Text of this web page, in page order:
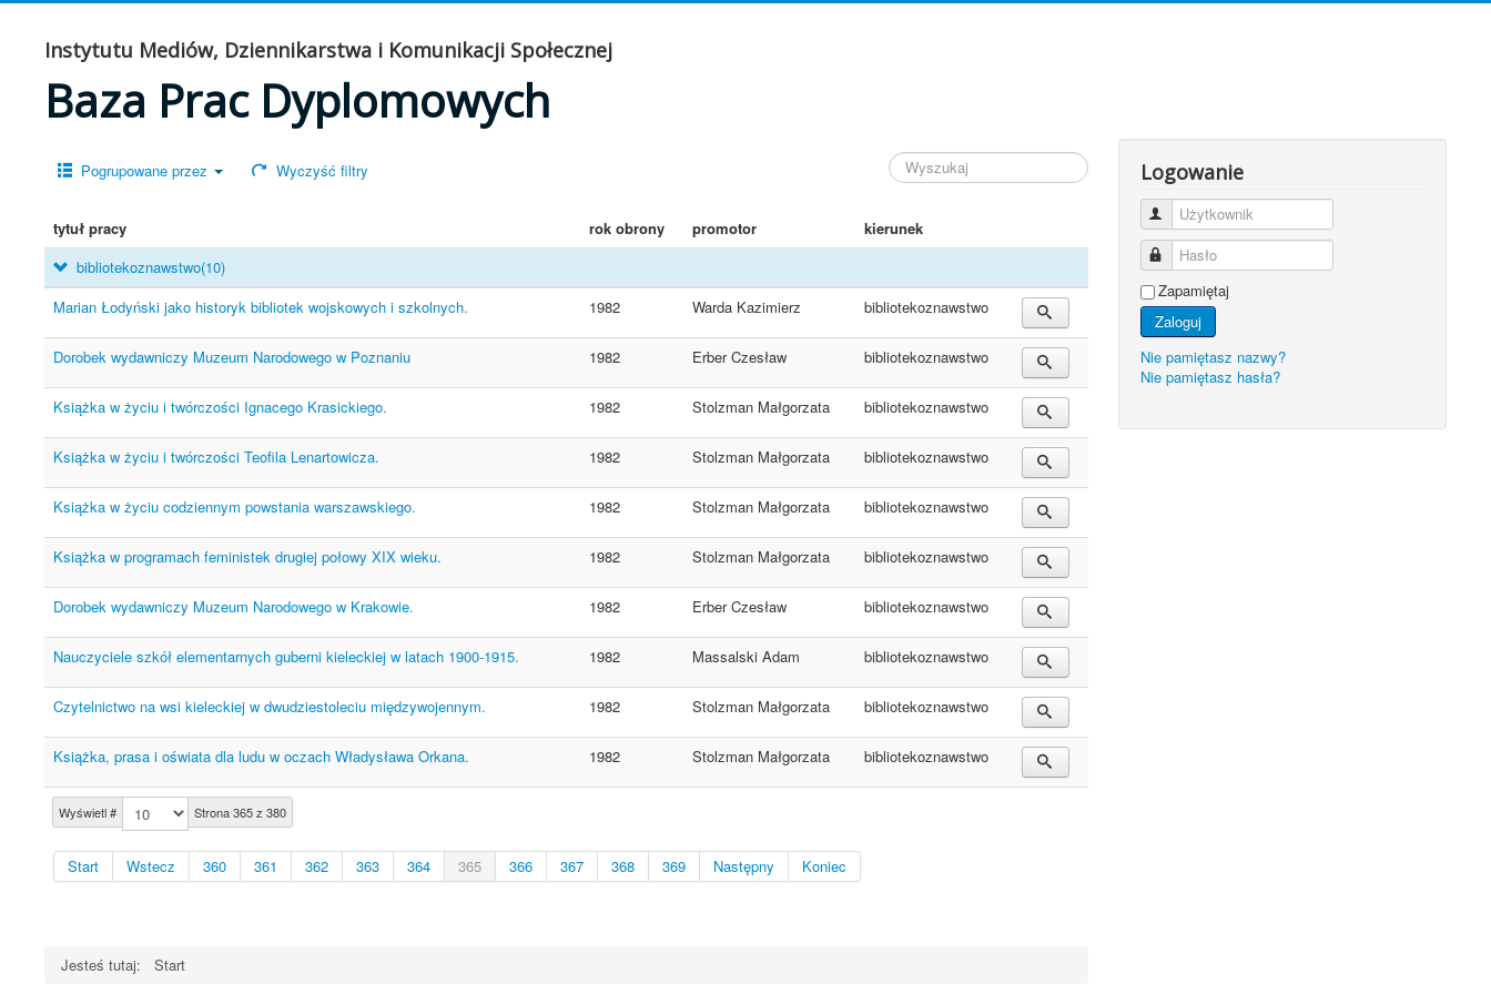
Instytutu Mediów, Dziennikarstwa i Komunikacji Społecznej
Baza Prac Dyplomowych
Pogrupowane przez Wyczyść filtry
tytuł pracy rok obrony promotor kierunek
Wyświetl # Strona 365 z 380
Start Wstecz 360 361 362 363 364 365 366 367 368 369 Następny Koniec
bibliotekoznawstwo(10)
Marian Łodyński jako historyk bibliotek wojskowych i szkolnych.
1982 Warda Kazimierz bibliotekoznawstwo
Dorobek wydawniczy Muzeum Narodowego w Poznaniu 1982 Erber Czesław bibliotekoznawstwo
Książka w życiu i twórczości Ignacego Krasickiego. 1982 Stolzman Małgorzata bibliotekoznawstwo
Książka w życiu i twórczości Teofila Lenartowicza. 1982 Stolzman Małgorzata bibliotekoznawstwo
Książka w życiu codziennym powstania warszawskiego. 1982 Stolzman Małgorzata bibliotekoznawstwo
Książka w programach feministek drugiej połowy XIX wieku. 1982 Stolzman Małgorzata bibliotekoznawstwo
Dorobek wydawniczy Muzeum Narodowego w Krakowie. 1982 Erber Czesław bibliotekoznawstwo
Nauczyciele szkół elementarnych guberni kieleckiej w latach 1900-1915. 1982 Massalski Adam bibliotekoznawstwo
Czytelnictwo na wsi kieleckiej w dwudziestoleciu międzywojennym. 1982 Stolzman Małgorzata bibliotekoznawstwo
Książka, prasa i oświata dla ludu w oczach Władysława Orkana. 1982 Stolzman Małgorzata bibliotekoznawstwo
Jesteś tutaj: Start
Logowanie
Użytkownik
Hasło
Zapamiętaj
Zaloguj
Nie pamiętasz nazwy?
Nie pamiętasz hasła?